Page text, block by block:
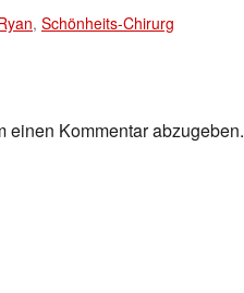
, Schönheits-Chirurg
einen Kommentar abzugeben.